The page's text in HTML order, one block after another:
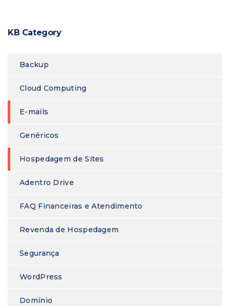
KB Category
Backup
Cloud Computing
E-mails
Genéricos
Hospedagem de Sites
Adentro Drive
FAQ Financeiras e Atendimento
Revenda de Hospedagem
Segurança
WordPress
Domínio